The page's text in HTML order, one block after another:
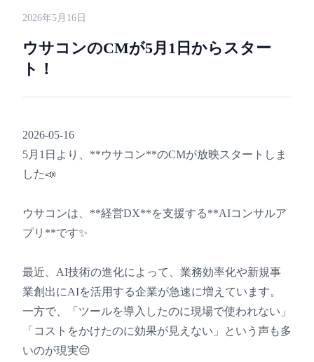
2026年5月16日
ウサコンのCMが5月1日からスター
ト！
2026-05-16
5月1日より、**ウサコン**のCMが放映スタートしま
した📣
ウサコンは、**経営DX**を支援する**AIコンサルア
プリ**です✨
最近、AI技術の進化によって、業務効率化や新規事
業創出にAIを活用する企業が急速に増えています。
一方で、「ツールを導入したのに現場で使われない」
「コストをかけたのに効果が見えない」という声も多
いのが現実😔